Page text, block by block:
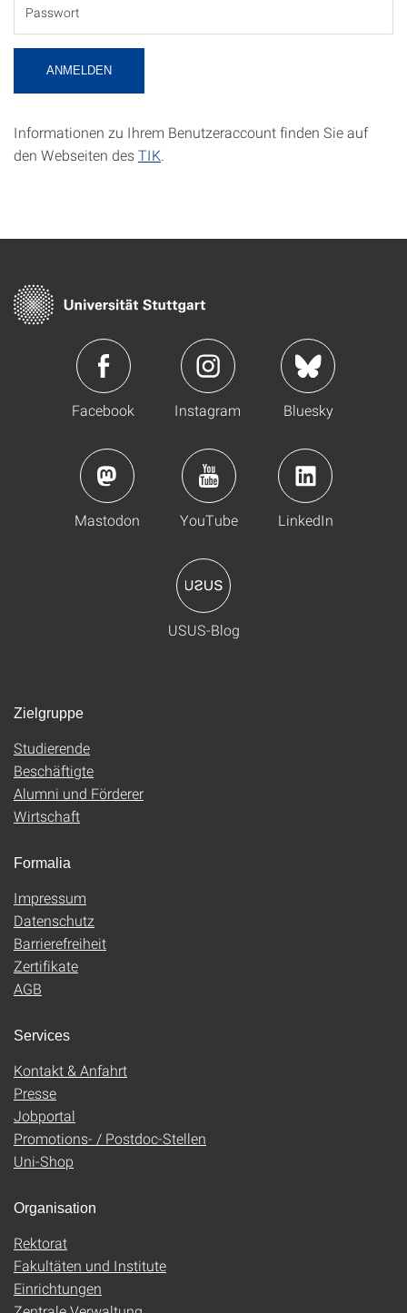
ANMELDEN
Informationen zu Ihrem Benutzeraccount finden Sie auf
den Webseiten desTIK
Facebook Instagram Bluesky
Mastodon YouTube LinkedIn
USUS-Blog
Zielgruppe
Studierende
Beschäftigte
Alumni und Förderer
Wirtschaft
Formalia
Impressum
Datenschutz
Barrierefreiheit
Zertifikate
AGB
Services
Kontakt & Anfahrt
Presse
Jobportal
Promotions- / Postdoc-Stellen
Uni-Shop
Organisation
Rektorat
Fakultäten und Institute
Einrichtungen